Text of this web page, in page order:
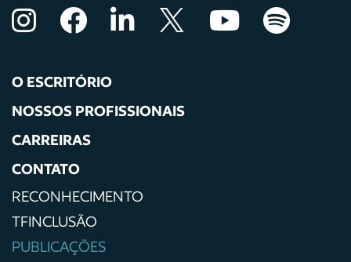
O ESCRITÓRIO
NOSSOS PROFISSIONAIS
CARREIRAS
CONTATO
RECONHECIMENTO
TFINCLUSÃO
PUBLICAÇÕES